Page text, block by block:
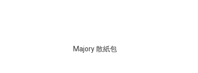
Majory 散紙包